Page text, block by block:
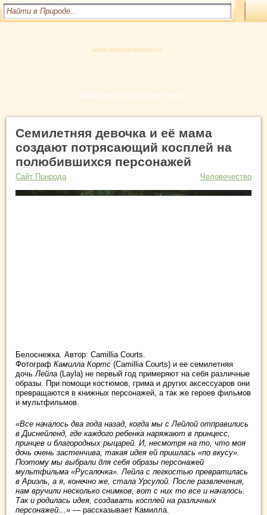
www.atlasprirodirossii.ru
Выберите рубрику блога
Семилетняя девочка и её мама
создают потрясающий косплей на
полюбившихся персонажей
Сайт Природа Человечество
Белоснежка. Автор: Camillia Courts.
Фотограф Камилла Кортс (Camillia Courts) и ее семилетняя
дочь Лейла (Layla) не первый год примеряют на себя различные
образы. При помощи костюмов, грима и других аксессуаров они
превращаются в книжных персонажей, а так же героев фильмов
и мультфильмов.
«Все началось два года назад, когда мы с Лейлой отправились
в Диснейленд, где каждого ребенка наряжают в принцесс,
принцев и благородных рыцарей. И, несмотря на то, что моя
дочь очень застенчива, такая идея ей пришлась «по вкусу».
Поэтому мы выбрали для себя образы персонажей
мультфильма «Русалочка». Лейла с легкостью превратилась
в Ариэль, а я, конечно же, стала Урсулой. После развлечения,
нам вручили несколько снимков, вот с них то все и началось.
Так и родилась идея, создавать косплей на различных
персонажей…» — рассказывает Камилла.